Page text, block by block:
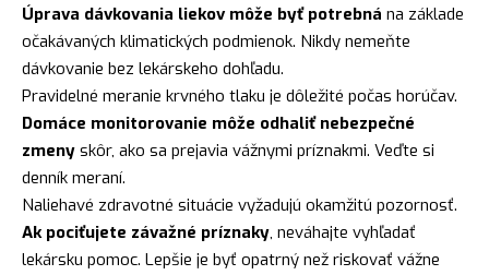
Úprava dávkovania liekov môže byť potrebná na základe
očakávaných klimatických podmienok. Nikdy nemeňte
dávkovanie bez lekárskeho dohľadu.
Pravidelné meranie krvného tlaku je dôležité počas horúčav.
Domáce monitorovanie môže odhaliť nebezpečné
zmeny skôr, ako sa prejavia vážnymi príznakmi. Veďte si
denník meraní.
Naliehavé zdravotné situácie vyžadujú okamžitú pozornosť.
Ak pociťujete závažné príznaky, neváhajte vyhľadať
lekársku pomoc. Lepšie je byť opatrný než riskovať vážne